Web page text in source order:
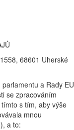
68601 Uherské
a Rady EU
se zpracováním
s tím, aby výše
mnou
a to: